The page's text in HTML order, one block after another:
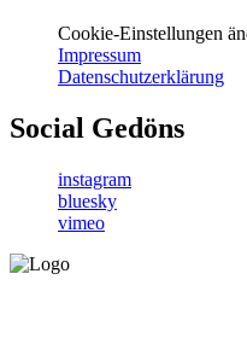
Cookie-Einstellungen
Impressum
Datenschutzerklärung
Social Gedöns
instagram
bluesky
vimeo